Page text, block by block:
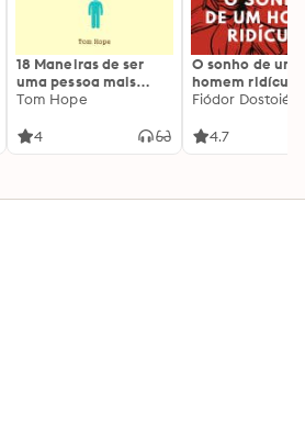
18 Maneiras de ser
uma pessoa mais
interessante
Tom Hope
4
O sonho de um
homem ridículo
Fiódor
4.7